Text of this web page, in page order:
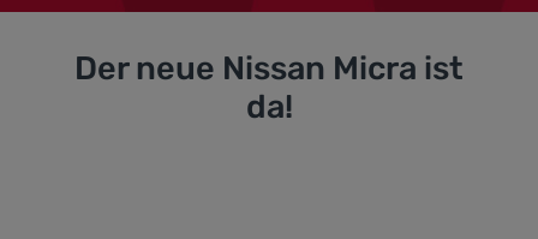
Der neue Nissan Micra ist
da!